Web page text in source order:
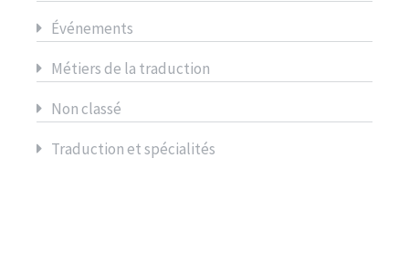
Événements
Métiers de la traduction
Non classé
Traduction et spécialités